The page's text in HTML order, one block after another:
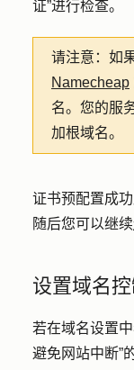
证”进行检查。
请注意： 如
Namecheap
名。您的服
加根域名。
证书预配置成
随后您可以继续
设置域名
若在域名设置
避免网站中断”